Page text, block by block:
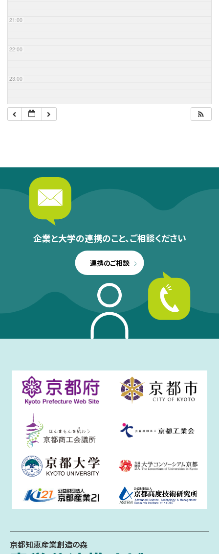
21:00
22:00
23:00
企業と大学の連携のこと、ご相談ください
連携のご相談
京都知恵産業創造の森